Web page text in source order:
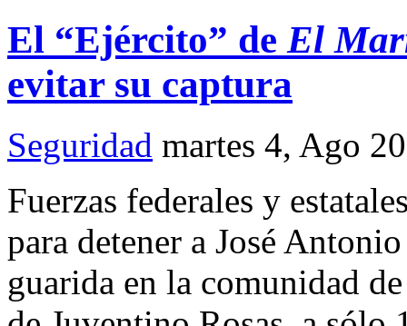
El “Ejército” de El
evitar su captura
Seguridad martes 4, Ago
Fuerzas federales y
para detener a José
guarida en la comunidad